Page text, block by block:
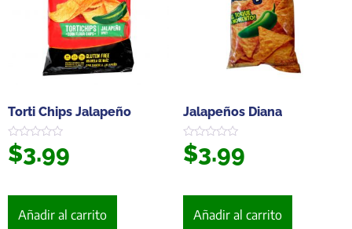
Torti Chips Jalapeño
Valorado
en
$3.99
Añadir al carrito
Jalapeños Diana
Valorado
en
$3.99
Añadir al carrito